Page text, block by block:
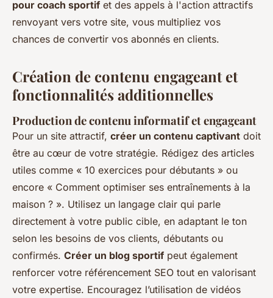
pour coach sportif et des appels à l'action attractifs
renvoyant vers votre site, vous multipliez vos
chances de convertir vos abonnés en clients.
Création de contenu engageant et
fonctionnalités additionnelles
Production de contenu informatif et engageant
Pour un site attractif, créer un contenu captivant doit
être au cœur de votre stratégie. Rédigez des articles
utiles comme « 10 exercices pour débutants » ou
encore « Comment optimiser ses entraînements à la
maison ? ». Utilisez un langage clair qui parle
directement à votre public cible, en adaptant le ton
selon les besoins de vos clients, débutants ou
confirmés. Créer un blog sportif peut également
renforcer votre référencement SEO tout en valorisant
votre expertise. Encouragez l’utilisation de vidéos